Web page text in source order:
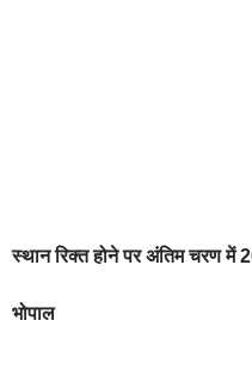
स्‍थान रिक्‍त होने पर अंतिम चरण
भोपाल